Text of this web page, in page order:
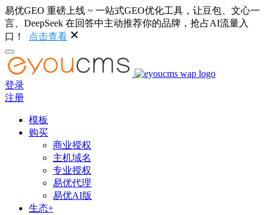
易优GEO 重磅上线 ~ 一站式GEO优化工具，让豆包、文心一
言、DeepSeek 在回答中主动推荐你的品牌，抢占AI流量入
口！
点击查看
登录
注册
模板
购买
商业授权
主机域名
专业授权
易优代理
易优AI版
生态+